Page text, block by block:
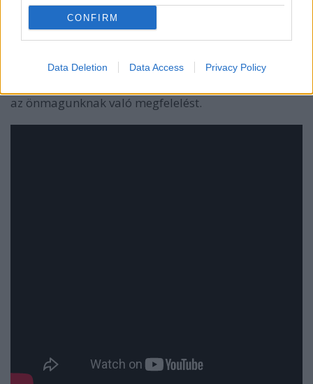
CONFIRM
Data Deletion Data Access Privacy Policy
az egész. A dal az élni akarásról szól.
Inner OD
Ebben a dalban hallható a legtöbb gitár egyszerre
az önmagunknak való megfelelést.